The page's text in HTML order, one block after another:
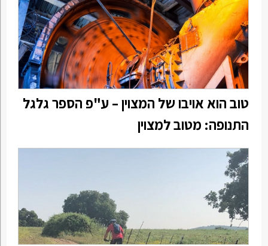
טוב הוא אויבו של המצוין – ע"פ הספר גלגל
התנופה: מטוב למצוין